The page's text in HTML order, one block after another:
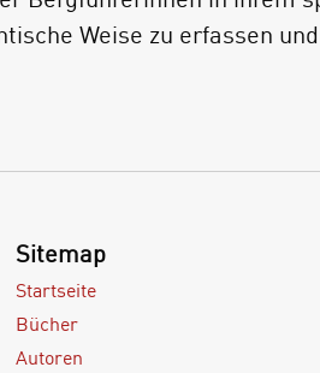
Weise zu erfassen
Sitemap
Startseite
Bücher
Autoren